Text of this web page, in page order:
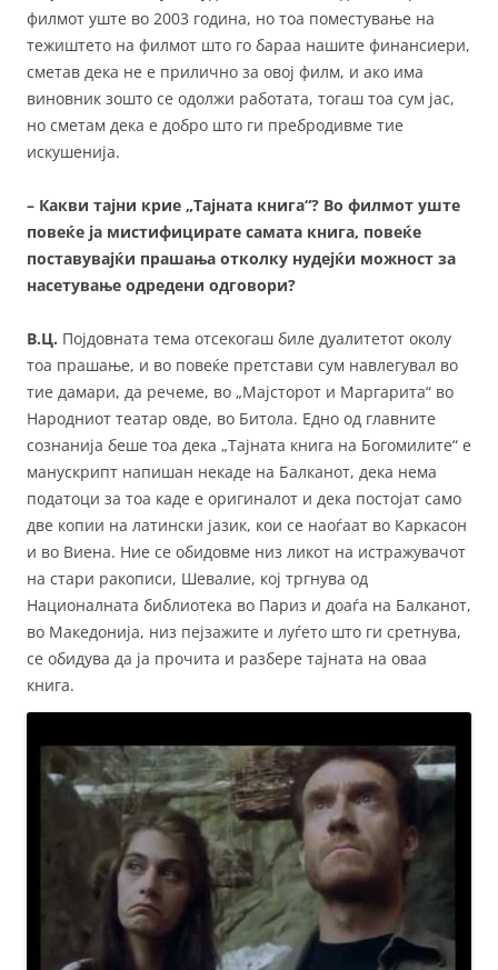
филмот уште во 2003 година, но тоа поместување на
тежиштето на филмот што го бараа нашите финансиери,
сметав дека не е прилично за овој филм, и ако има
виновник зошто се одолжи работата, тогаш тоа сум јас,
но сметам дека е добро што ги пребродивме тие
искушенија.
– Какви тајни крие „Тајната книга“? Во филмот уште
повеќе ја мистифицирате самата книга, повеќе
поставувајќи прашања отколку нудејќи можност за
насетување одредени одговори?
В.Ц. Појдовната тема отсекогаш биле дуалитетот околу
тоа прашање, и во повеќе претстави сум навлегувал во
тие дамари, да речеме, во „Мајсторот и Маргарита“ во
Народниот театар овде, во Битола. Едно од главните
сознанија беше тоа дека „Тајната книга на Богомилите“ е
манускрипт напишан некаде на Балканот, дека нема
податоци за тоа каде е оригиналот и дека постојат само
две копии на латински јазик, кои се наоѓаат во Каркасон
и во Виена. Ние се обидовме низ ликот на истражувачот
на стари ракописи, Шевалие, кој тргнува од
Националната библиотека во Париз и доаѓа на Балканот,
во Македонија, низ пејзажите и луѓето што ги сретнува,
се обидува да ја прочита и разбере тајната на оваа
книга.